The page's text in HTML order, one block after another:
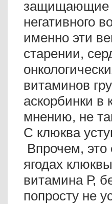
защищающие
негативного
именно эти
старении,
витаминов
аскорбинки в
мнению, не
С клюква
Впрочем, это
ягодах
витамина Р,
попросту не